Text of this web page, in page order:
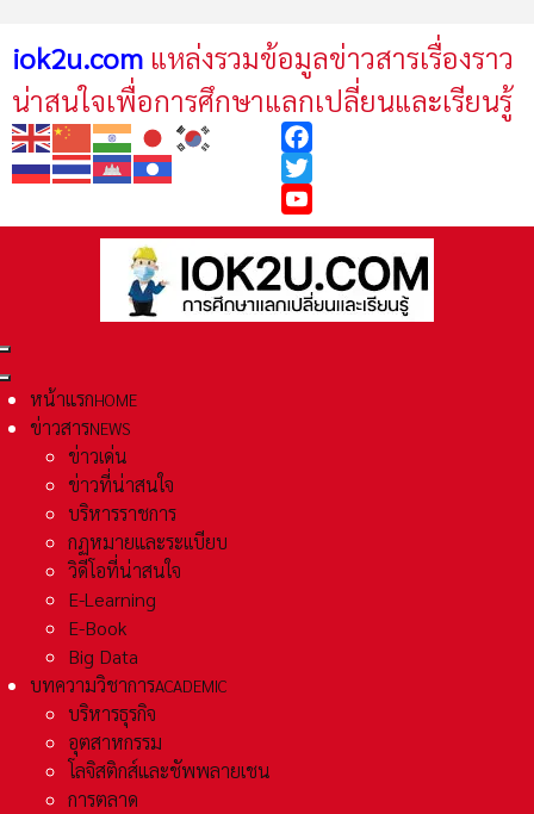
iok2u.com แหล่งรวมข้อมูลข่าวสารเรื่องราว
น่าสนใจเพื่อการศึกษาแลกเปลี่ยนและเรียนรู้
Facebook
Twitter
YouTube
หน้าแรกHOME
ข่าวสารNEWS
ข่าวเด่น
ข่าวที่น่าสนใจ
บริหารราชการ
กฏหมายและระเเบียบ
วิดีโอที่น่าสนใจ
E-Learning
E-Book
Big Data
บทความวิชาการACADEMIC
บริหารธุรกิจ
อุตสาหกรรม
โลจิสติกส์และชัพพลายเชน
การตลาด